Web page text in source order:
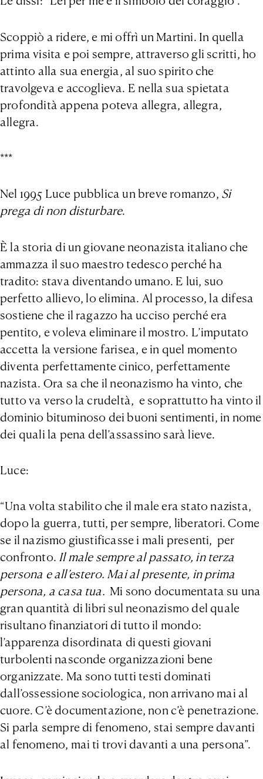
Scoppiò a ridere, e mi offrì un Martini. In quella
prima visita e poi sempre, attraverso gli scritti, ho
attinto alla sua energia, al suo spirito che
travolgeva e accoglieva. E nella sua spietata
profondità appena poteva allegra, allegra,
allegra.
***
Nel 1995 Luce pubblica un breve romanzo, Si
prega di non disturbare.
È la storia di un giovane neonazista italiano che
ammazza il suo maestro tedesco perché ha
tradito: stava diventando umano. E lui, suo
perfetto allievo, lo elimina. Al processo, la difesa
sostiene che il ragazzo ha ucciso perché era
pentito, e voleva eliminare il mostro. L’imputato
accetta la versione farisea, e in quel momento
diventa perfettamente cinico, perfettamente
nazista. Ora sa che il neonazismo ha vinto, che
tutto va verso la crudeltà, e soprattutto ha vinto il
dominio bituminoso dei buoni sentimenti, in nome
dei quali la pena dell’assassino sarà lieve.
Luce:
“Una volta stabilito che il male era stato nazista,
dopo la guerra, tutti, per sempre, liberatori. Come
se il nazismo giustificasse i mali presenti, per
confronto. Il male sempre al passato, in terza
persona e all’estero. Mai al presente, in prima
persona, a casa tua. Mi sono documentata su una
gran quantità di libri sul neonazismo del quale
risultano finanziatori di tutto il mondo:
l’apparenza disordinata di questi giovani
turbolenti nasconde organizzazioni bene
organizzate. Ma sono tutti testi dominati
dall’ossessione sociologica, non arrivano mai al
cuore. C’è documentazione, non c’è penetrazione.
Si parla sempre di fenomeno, stai sempre davanti
al fenomeno, mai ti trovi davanti a una persona”.